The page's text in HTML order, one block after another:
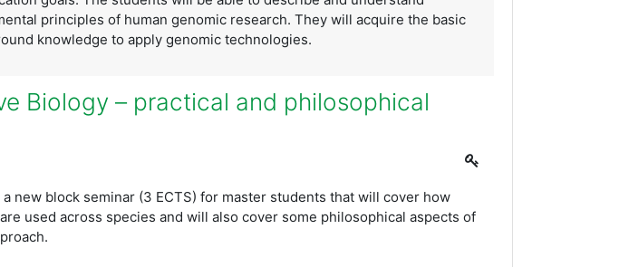
principles of human genomic research. They will acquire the basic
knowledge to apply genomic technologies.
Biology – practical and philosophical
new block seminar (3 ECTS) for master students that will cover how
used across species and will also cover some philosophical aspects of